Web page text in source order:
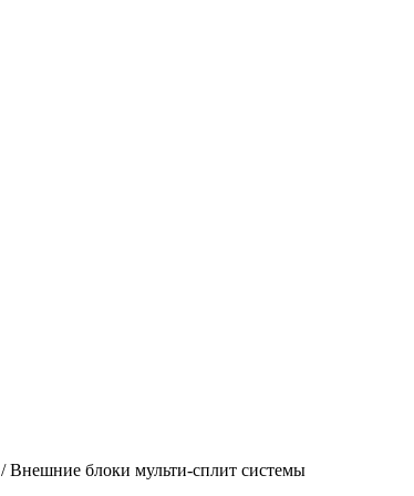
/ Внешние блоки мульти-сплит системы